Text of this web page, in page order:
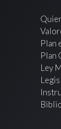
Plan
Plan
Ley